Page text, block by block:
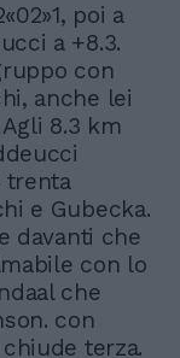
poi a
a +8.3.
con
anche lei
8.3 km
trenta
e Gubecka.
davanti che
con lo
che
con
terza.